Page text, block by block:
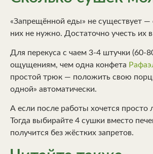
«Запрещённой еды» не существует
них не нужно. Достаточно учесть их
Для перекуса с чаем 3-4 штучки (60-
ощущениям, чем одна конфета
простой трюк — положить свою
одной» автоматически.
А если после работы хочется просто
Тогда выбирайте 4 сушки вместо
получится без жёстких запретов.